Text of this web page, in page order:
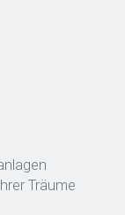
Träume